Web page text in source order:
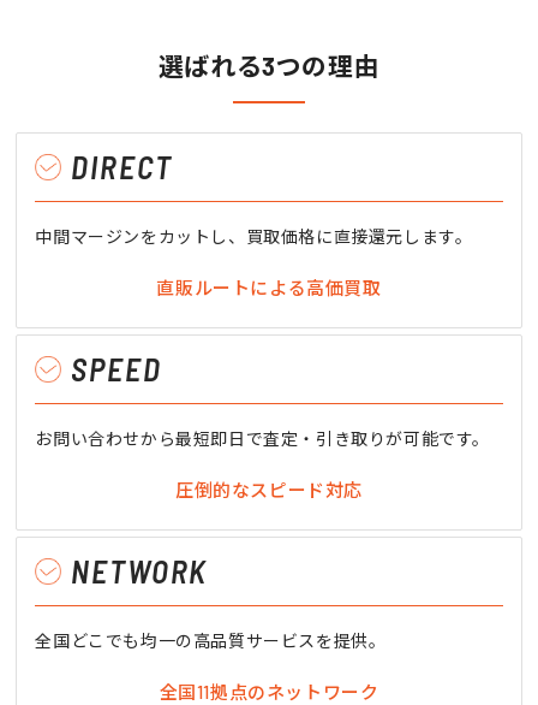
選ばれる3つの理由
DIRECT
中間マージンをカットし、買取価格に直接還元します。
直販ルートによる高価買取
SPEED
お問い合わせから最短即日で査定・引き取りが可能です。
圧倒的なスピード対応
NETWORK
全国どこでも均一の高品質サービスを提供。
全国11拠点のネットワーク